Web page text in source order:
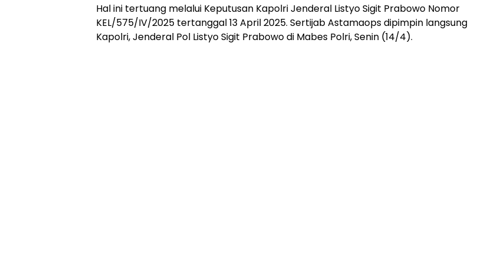
Hal ini tertuang melalui Keputusan Kapolri Jenderal Listyo Sigit Prabowo Nomor
KEL/575/IV/2025 tertanggal 13 April 2025. Sertijab Astamaops dipimpin langsung
Kapolri, Jenderal Pol Listyo Sigit Prabowo di Mabes Polri, Senin (14/4).